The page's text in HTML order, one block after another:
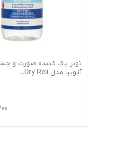
تونر پاک کننده صورت و
آتوپیا مدل Dry Reli
...